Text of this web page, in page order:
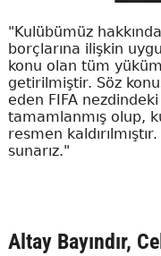
"Kulübümüz
borçlarına ilişkin
konu olan tüm
getirilmiştir. Söz
eden FIFA
tamamlanmış olup,
resmen
sunarız."
Altay Bayındır,